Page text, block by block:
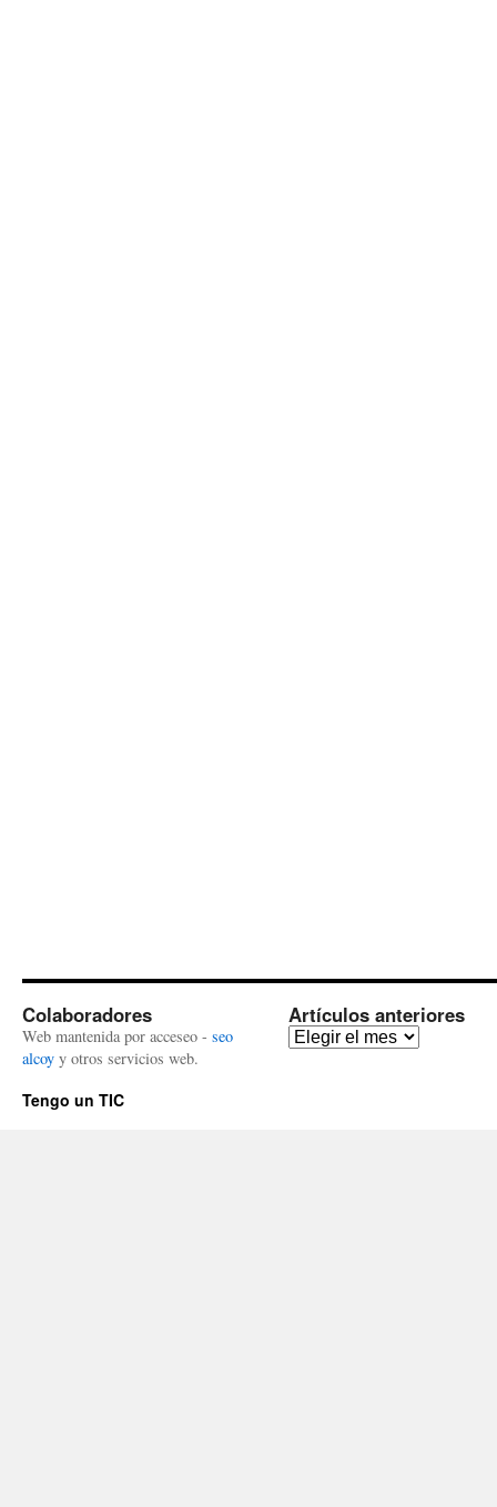
Colaboradores
Web mantenida por acceseo - seo
alcoy y otros servicios web.
Artículos anteriores
Artículos
Tengo un TIC